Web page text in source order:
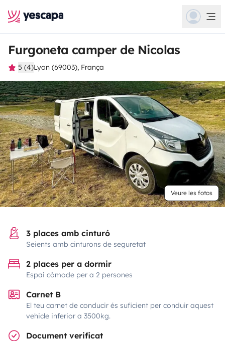
Furgoneta camper de Nicolas
5 (4)Lyon (69003), França
Veure les fotos
3 places amb cinturó
Seients amb cinturons de seguretat
2 places per a dormir
Espai còmode per a 2 persones
Carnet B
El teu carnet de conducir és suficient per conduir aquest
vehicle inferior a 3500kg.
Document verificat